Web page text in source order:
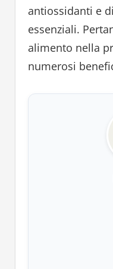
antiossidanti e
essenziali.
alimento nella
numerosi